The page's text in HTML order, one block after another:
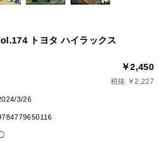
トヨタ ハイラックス
￥2,450
税抜 ￥2,227
3/26